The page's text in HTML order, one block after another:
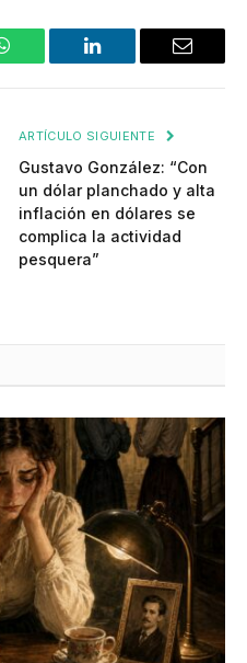
WhatsApp LinkedIn Email
ARTÍCULO SIGUIENTE
Gustavo González: “Con
un dólar planchado y alta
inflación en dólares se
complica la actividad
pesquera”